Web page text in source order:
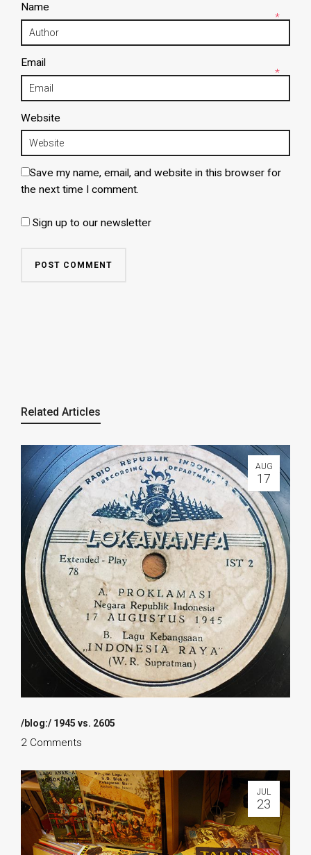
Name
*
Email
*
Website
Save my name, email, and website in this browser for
the next time I comment.
Sign up to our newsletter
Related Articles
AUG
17
/blog:/ 1945 vs. 2605
2 Comments
JUL
23